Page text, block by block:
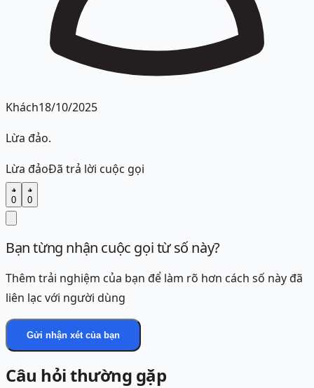
Khách18/10/2025
Lừa đảo.
Lừa đảoĐã trả lời cuộc gọi
0 0
Bạn từng nhận cuộc gọi từ số này?
Thêm trải nghiệm của bạn để làm rõ hơn cách số này đã
liên lạc với người dùng
Gửi nhận xét của bạn
Câu hỏi thường gặp